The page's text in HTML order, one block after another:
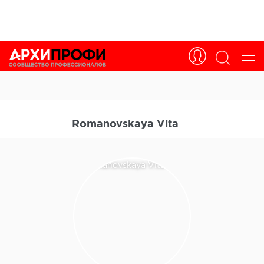
Romanovskaya Vita